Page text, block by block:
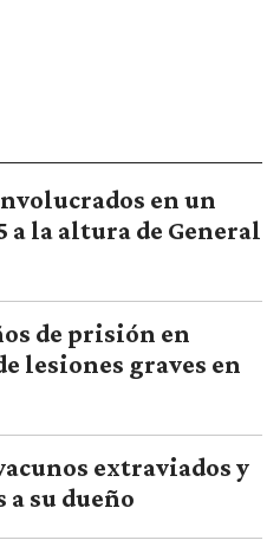
en un
a la altura de General
de prisión en
lesiones graves en
extraviados y
su dueño